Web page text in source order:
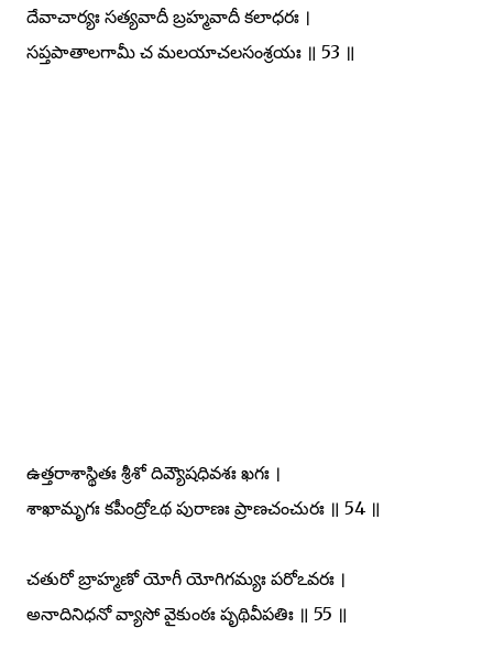
దేవాచార్యః సత్యవాదీ బ్రహ్మవాదీ కలాధరః ।
సప్తపాతాలగామీ చ మలయాచలసంశ్రయః ॥ 53 ॥
ఉత్తరాశాస్థితః శ్రీశో దివ్యౌషధివశః ఖగః ।
శాఖామృగః కపీంద్రోఽథ పురాణః ప్రాణచంచురః ॥ 54 ॥
చతురో బ్రాహ్మణో యోగీ యోగిగమ్యః పరోఽవరః ।
అనాదినిధనో వ్యాసో వైకుంఠః పృథివీపతిః ॥ 55 ॥